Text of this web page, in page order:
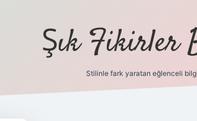
Şık Fikirler
Stilinle fark yaratan eğlenceli